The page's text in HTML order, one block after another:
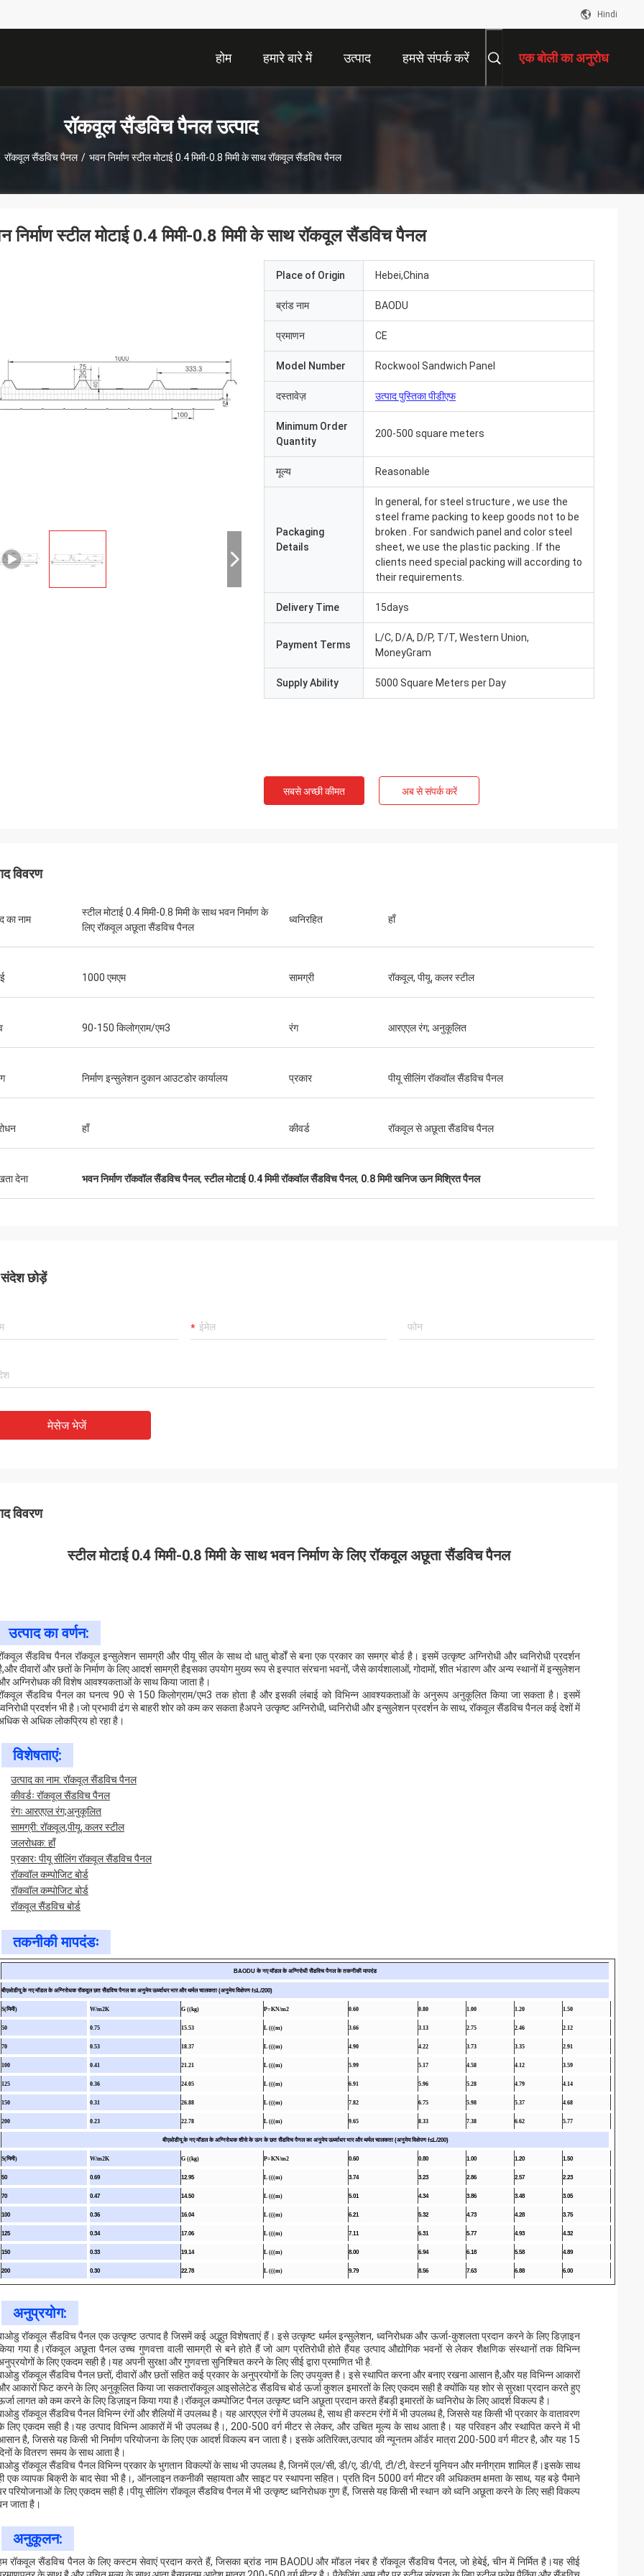
Hindi
होम हमारे बारे में उत्पाद हमसे संपर्क करें एक बोली का अनुरोध
रॉकवूल सैंडविच पैनल उत्पाद
रॉकवूल सैंडविच पैनल / भवन निर्माण स्टील मोटाई 0.4 मिमी-0.8 मिमी के साथ रॉकवूल सैंडविच पैनल
"हमें यह 8 दिन पहले प्राप्त हुआ और सब कुछ बहुत अच्छा
संयंत्र में है। हम आपसे जो कुछ भी संवाद करते हैं"
निर्माण स्टील मोटाई 0.4 मिमी-0.8 मिमी के साथ रॉकवूल सैंडविच पैनल
Place of Origin Hebei,China
ब्रांड नाम BAODU
प्रमाणन CE
Model Number Rockwool Sandwich Panel
दस्तावेज़ उत्पाद पुस्तिका पीडीएफ
Minimum Order
Quantity
200-500 square meters
मूल्य Reasonable
Packaging
Details
In general, for steel structure , we use the
steel frame packing to keep goods not to be
broken . For sandwich panel and color steel
sheet, we use the plastic packing . If the
clients need special packing will according to
their requirements.
Delivery Time 15days
Payment Terms
L/C, D/A, D/P, T/T, Western Union,
MoneyGram
Supply Ability 5000 Square Meters per Day
सबसे अच्छी कीमत अब से संपर्क करें
विवरण
का नाम
स्टील मोटाई 0.4 मिमी-0.8 मिमी के साथ भवन निर्माण के
लिए रॉकवूल अछूता सैंडविच पैनल
ध्वनिरहित हाँ
1000 एमएम सामग्री रॉकवूल, पीयू, कलर स्टील
90-150 किलोग्राम/एम3 रंग आरएएल रंग; अनुकूलित
निर्माण इन्सुलेशन दुकान आउटडोर कार्यालय प्रकार पीयू सीलिंग रॉकवॉल सैंडविच पैनल
हाँ कीवर्ड रॉकवूल से अछूता सैंडविच पैनल
देना भवन निर्माण रॉकवॉल सैंडविच पैनल,स्टील मोटाई 0.4 मिमी रॉकवॉल सैंडविच पैनल, 0.8 मिमी खनिज ऊन मिश्रित पैनल
छोड़ें
मेसेज भेजें
विवरण
स्टील मोटाई 0.4 मिमी-0.8 मिमी के साथ भवन निर्माण के लिए रॉकवूल अछूता सैंडविच पैनल
उत्पाद का वर्णन:
सैंडविच पैनल रॉकवूल इन्सुलेशन सामग्री और पीयू सील के साथ दो धातु बोर्डों से बना एक प्रकार का समग्र बोर्ड है। इसमें उत्कृष्ट अग्निरोधी और ध्वनिरोधी प्रदर्शन
दीवारों और छतों के निर्माण के लिए आदर्श सामग्री हैइसका उपयोग मुख्य रूप से इस्पात संरचना भवनों, जैसे कार्यशालाओं, गोदामों, शीत भंडारण और अन्य स्थानों में इन्सुलेशन
अग्निरोधक की विशेष आवश्यकताओं के साथ किया जाता है।
सैंडविच पैनल का घनत्व 90 से 150 किलोग्राम/एम3 तक होता है और इसकी लंबाई को विभिन्न आवश्यकताओं के अनुरूप अनुकूलित किया जा सकता है। इसमें
प्रदर्शन भी है।जो प्रभावी ढंग से बाहरी शोर को कम कर सकता हैअपने उत्कृष्ट अग्निरोधी, ध्वनिरोधी और इन्सुलेशन प्रदर्शन के साथ, रॉकवूल सैंडविच पैनल कई देशों में
से अधिक लोकप्रिय हो रहा है।
विशेषताएं:
उत्पाद का नाम: रॉकवूल सैंडविच पैनल
कीवर्डः रॉकवूल सैंडविच पैनल
रंगः आरएएल रंग;अनुकूलित
सामग्री: रॉकवूल,पीयू, कलर स्टील
जलरोधक: हाँ
प्रकारः पीयू सीलिंग रॉकवूल सैंडविच पैनल
रॉकवॉल कम्पोजिट बोर्ड
रॉकवॉल कम्पोजिट बोर्ड
रॉकवूल सैंडविच बोर्ड
तकनीकी मापदंडः
BAODU के नए मॉडल के अग्निरोधी सैंडविच पैनल के तकनीकी मापदंड
बीएओडीयू के नए मॉडल के अग्निरोधक रॉकवूल छत सैंडविच पैनल का अनुमेय ऊर्ध्वाधर भार और थर्मल चालकता (अनुमेय विक्षेपण f≤L/200)
S(मिमी) W/m2K G ((kg) P=KN/m2 0.60 0.80 1.00 1.20 1.50
50 0.75 15.53 L (((m) 3.66 3.13 2.75 2.46 2.12
70 0.53 18.37 L (((m) 4.90 4.22 3.73 3.35 2.91
100 0.41 21.21 L (((m) 5.99 5.17 4.58 4.12 3.59
125 0.36 24.05 L (((m) 6.91 5.96 5.28 4.79 4.14
150 0.31 26.88 L (((m) 7.82 6.75 5.98 5.37 4.68
200 0.23 22.78 L (((m) 9.65 8.33 7.38 6.62 5.77
बीएओडीयू के नए मॉडल के अग्निरोधक शीसे के ऊन के छत सैंडविच पैनल का अनुमेय ऊर्ध्वाधर भार और थर्मल चालकता (अनुमेय विक्षेपण f≤L/200)
S(मिमी) W/m2K G ((kg) P=KN/m2 0.60 0.80 1.00 1.20 1.50
50 0.69 12.95 L (((m) 3.74 3.23 2.86 2.57 2.23
70 0.47 14.50 L (((m) 5.01 4.34 3.86 3.48 3.05
100 0.36 16.04 L (((m) 6.21 5.32 4.73 4.28 3.75
125 0.34 17.06 L (((m) 7.11 6.31 5.77 4.93 4.32
150 0.33 19.14 L (((m) 8.00 6.94 6.18 5.58 4.89
200 0.30 22.78 L (((m) 9.79 8.56 7.63 6.88 6.00
अनुप्रयोग:
रॉकवूल सैंडविच पैनल एक उत्कृष्ट उत्पाद है जिसमें कई अद्भुत विशेषताएं हैं। इसे उत्कृष्ट थर्मल इन्सुलेशन, ध्वनिरोधक और ऊर्जा-कुशलता प्रदान करने के लिए डिज़ाइन
गया है।रॉकवूल अछूता पैनल उच्च गुणवत्ता वाली सामग्री से बने होते हैं जो आग प्रतिरोधी होते हैंयह उत्पाद औद्योगिक भवनों से लेकर शैक्षणिक संस्थानों तक विभिन्न
के लिए एकदम सही है।यह अपनी सुरक्षा और गुणवत्ता सुनिश्चित करने के लिए सीई द्वारा प्रमाणित भी है.
रॉकवूल सैंडविच पैनल छतों, दीवारों और छतों सहित कई प्रकार के अनुप्रयोगों के लिए उपयुक्त है। इसे स्थापित करना और बनाए रखना आसान है,और यह विभिन्न आकारों
आकारों फिट करने के लिए अनुकूलित किया जा सकतारॉकवूल आइसोलेटेड सैंडविच बोर्ड ऊर्जा कुशल इमारतों के लिए एकदम सही है क्योंकि यह शोर से सुरक्षा प्रदान करते हुए
लागत को कम करने के लिए डिज़ाइन किया गया है।रॉकवूल कम्पोजिट पैनल उत्कृष्ट ध्वनि अछूता प्रदान करते हैंबड़ी इमारतों के ध्वनिरोध के लिए आदर्श विकल्प है।
रॉकवूल सैंडविच पैनल विभिन्न रंगों और शैलियों में उपलब्ध है। यह आरएएल रंगों में उपलब्ध है, साथ ही कस्टम रंगों में भी उपलब्ध है, जिससे यह किसी भी प्रकार के वातावरण
लिए एकदम सही है।यह उत्पाद विभिन्न आकारों में भी उपलब्ध है।, 200-500 वर्ग मीटर से लेकर, और उचित मूल्य के साथ आता है। यह परिवहन और स्थापित करने में भी
है, जिससे यह किसी भी निर्माण परियोजना के लिए एक आदर्श विकल्प बन जाता है। इसके अतिरिक्त,उत्पाद की न्यूनतम ऑर्डर मात्रा 200-500 वर्ग मीटर है, और यह 15
के वितरण समय के साथ आता है।
रॉकवूल सैंडविच पैनल विभिन्न प्रकार के भुगतान विकल्पों के साथ भी उपलब्ध है, जिनमें एल/सी, डी/ए, डी/पी, टी/टी, वेस्टर्न यूनियन और मनीग्राम शामिल हैं।इसके साथ
एक व्यापक बिक्री के बाद सेवा भी है।, ऑनलाइन तकनीकी सहायता और साइट पर स्थापना सहित। प्रति दिन 5000 वर्ग मीटर की अधिकतम क्षमता के साथ, यह बड़े पैमाने
परियोजनाओं के लिए एकदम सही है।पीयू सीलिंग रॉकवूल सैंडविच पैनल में भी उत्कृष्ट ध्वनिरोधक गुण हैं, जिससे यह किसी भी स्थान को ध्वनि अछूता करने के लिए सही विकल्प
जाता है।
अनुकूलन:
रॉकवूल सैंडविच पैनल के लिए कस्टम सेवाएं प्रदान करते हैं, जिसका ब्रांड नाम BAODU और मॉडल नंबर है रॉकवूल सैंडविच पैनल, जो हेबेई, चीन में निर्मित है।यह सीई